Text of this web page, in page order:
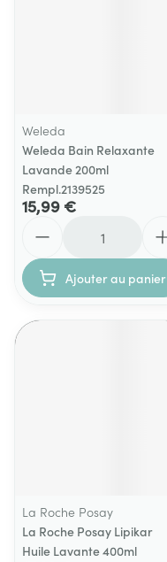
Weleda
Weleda Bain Relaxante
Lavande 200ml
Rempl.2139525
15,99 €
Ajouter au panier
La Roche Posay
La Roche Posay Lipikar
Huile Lavante 400ml